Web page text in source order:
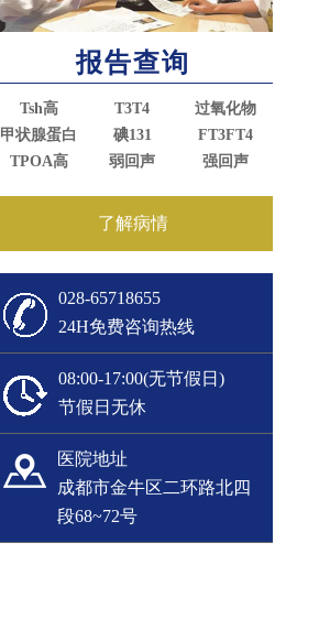
报告查询
Tsh高 T3T4
过氧化物
甲状腺蛋白
碘131
FT3FT4
TPOA高
弱回声 强回声
了解病情
028-65718655
24H免费咨询热线
08:00-17:00(无节假日)
节假日无休
医院地址
成都市金牛区二环路北四
段68~72号